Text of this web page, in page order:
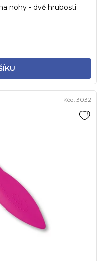
nohy - dvě hrubosti
Kód: 3032